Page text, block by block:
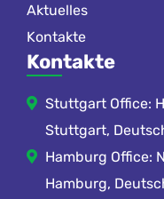
Aktuelles
Kontakte
Kontakte
Stuttgart Office:
Stuttgart,
Hamburg Office:
Hamburg,